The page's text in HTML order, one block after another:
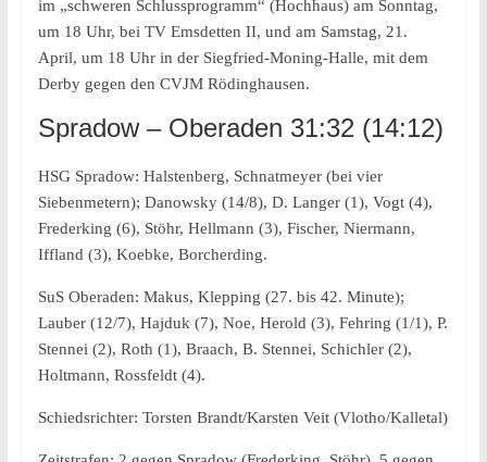
im „schweren Schlussprogramm“ (Hochhaus) am Sonntag,
um 18 Uhr, bei TV Emsdetten II, und am Samstag, 21.
April, um 18 Uhr in der Siegfried-Moning-Halle, mit dem
Derby gegen den CVJM Rödinghausen.
Spradow – Oberaden 31:32 (14:12)
HSG Spradow: Halstenberg, Schnatmeyer (bei vier
Siebenmetern); Danowsky (14/8), D. Langer (1), Vogt (4),
Frederking (6), Stöhr, Hellmann (3), Fischer, Niermann,
Iffland (3), Koebke, Borcherding.
SuS Oberaden: Makus, Klepping (27. bis 42. Minute);
Lauber (12/7), Hajduk (7), Noe, Herold (3), Fehring (1/1), P.
Stennei (2), Roth (1), Braach, B. Stennei, Schichler (2),
Holtmann, Rossfeldt (4).
Schiedsrichter: Torsten Brandt/Karsten Veit (Vlotho/Kalletal)